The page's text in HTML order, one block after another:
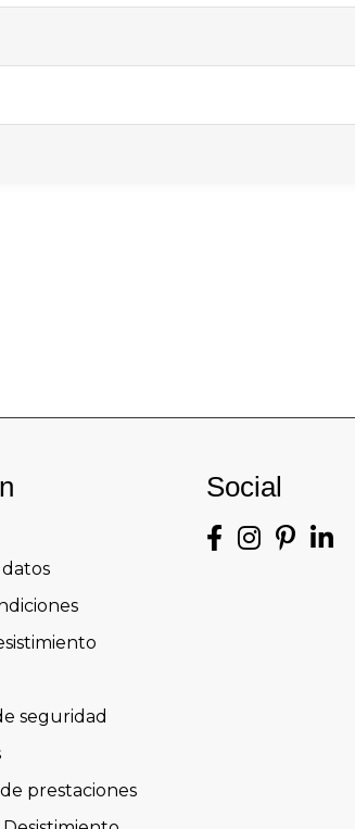
seguridad
prestaciones
Social